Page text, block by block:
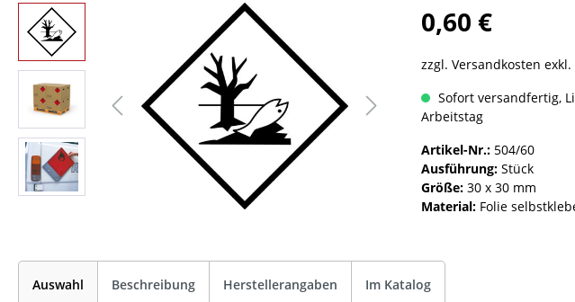
0,60 €
zzgl. Versandkosten exkl.
Sofort versandfertig,
Arbeitstag
Artikel-Nr.: 504/60
Ausführung: Stück
Größe: 30 x 30 mm
Material: Folie
Auswahl Beschreibung Herstellerangaben Im Katalog